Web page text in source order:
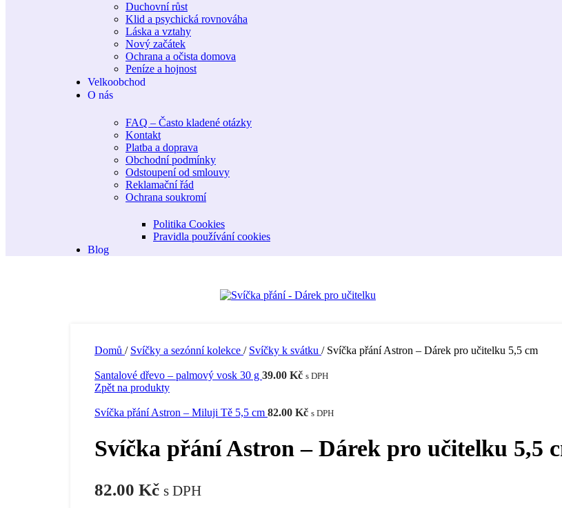
Duchovní růst
Klid a psychická rovnováha
Láska a vztahy
Nový začátek
Ochrana a očista domova
Peníze a hojnost
Velkoobchod
O nás
FAQ – Často kladené otázky
Kontakt
Platba a doprava
Obchodní podmínky
Odstoupení od smlouvy
Reklamační řád
Ochrana soukromí
Politika Cookies
Pravidla používání cookies
Blog
Domů / Svíčky a sezónní kolekce / Svíčky k svátku / Svíčka přání Astron – Dárek pro učitelku 5,5 cm
Santalové dřevo – palmový vosk 30 g 39.00 Kč s DPH
Zpět na produkty
Svíčka přání Astron – Miluji Tě 5,5 cm 82.00 Kč s DPH
Svíčka přání Astron – Dárek pro učitelku 5,5
82.00 Kč s DPH